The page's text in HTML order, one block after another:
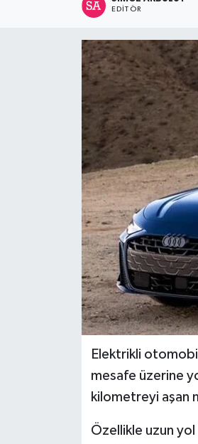
EDITÖR
Elektrikli
mesafe üzerine
kilometreyi aşan
Özellikle uzun yol
Teknoloji
Tatil ve Seyahat
Okul Gazetesi